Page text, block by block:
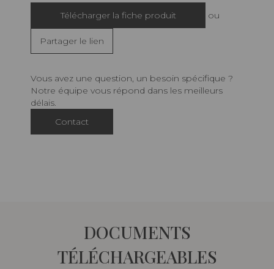
Télécharger la fiche produit ou
Partager le lien
Vous avez une question, un besoin spécifique ?
Notre équipe vous répond dans les meilleurs
délais.
Contact
DOCUMENTS
TÉLÉCHARGEABLES